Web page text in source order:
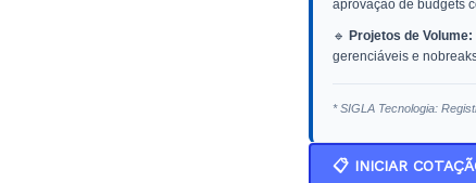
aprovação de budgets
🔹 Projetos de Volume:
gerenciáveis e
* SIGLA Tecnologia:
📋 INICIAR